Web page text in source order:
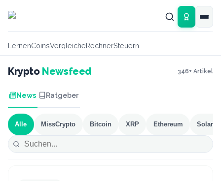
LernenCoinsVergleicheRechnerSteuern
Krypto Newsfeed 346+ Artikel
News Ratgeber
Alle MissCrypto Bitcoin XRP Ethereum Solana